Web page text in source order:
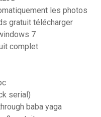
les photos
gratuit télécharger
7
complet
serial)
baba yaga